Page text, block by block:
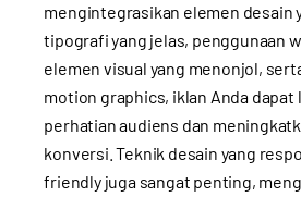
mengintegrasikan elemen desain
tipografi yang jelas, penggunaan
elemen visual yang menonjol,
motion graphics, iklan Anda dapat
perhatian audiens dan
konversi. Teknik desain yang
friendly juga sangat penting,